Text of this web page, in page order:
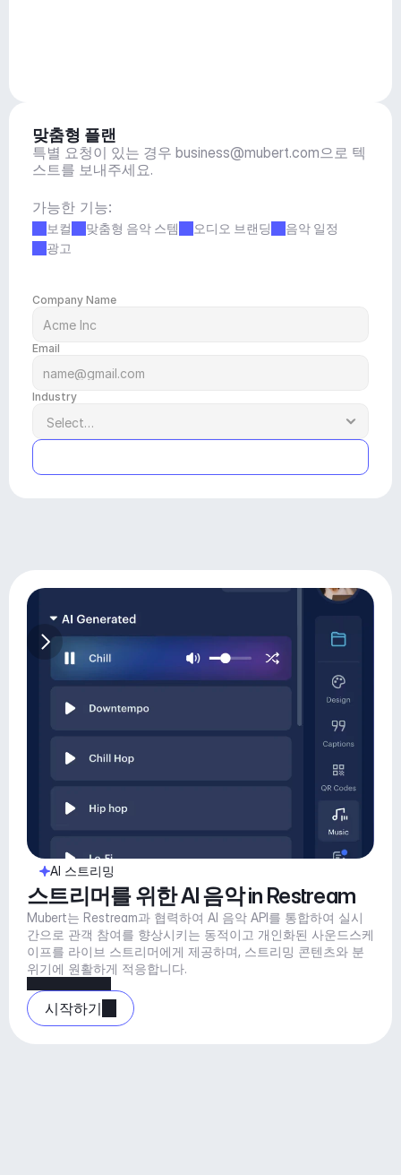
맞춤형 플랜
특별 요청이 있는 경우 business@mubert.com으로 텍
스트를 보내주세요.
가능한 기능:
보컬 맞춤형 음악 스템 오디오 브랜딩
음악 일정
광고
Company Name
Email
Industry
AI 스트리밍
스트리머를 위한 AI 음악 in Restream
Mubert는 Restream과 협력하여 AI 음악 API를 통합하여 실시
간으로 관객 참여를 향상시키는 동적이고 개인화된 사운드스케
이프를 라이브 스트리머에게 제공하며, 스트리밍 콘텐츠와 분
위기에 원활하게 적응합니다.
시작하기